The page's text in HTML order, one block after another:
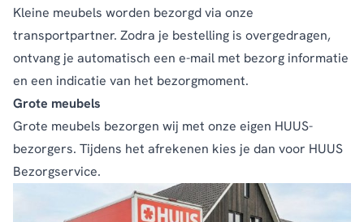
Kleine meubels worden bezorgd via onze
transportpartner. Zodra je bestelling is overgedragen,
ontvang je automatisch een e-mail met bezorg informatie
en een indicatie van het bezorgmoment.
Grote meubels
Grote meubels bezorgen wij met onze eigen HUUS-
bezorgers. Tijdens het afrekenen kies je dan voor HUUS
Bezorgservice.